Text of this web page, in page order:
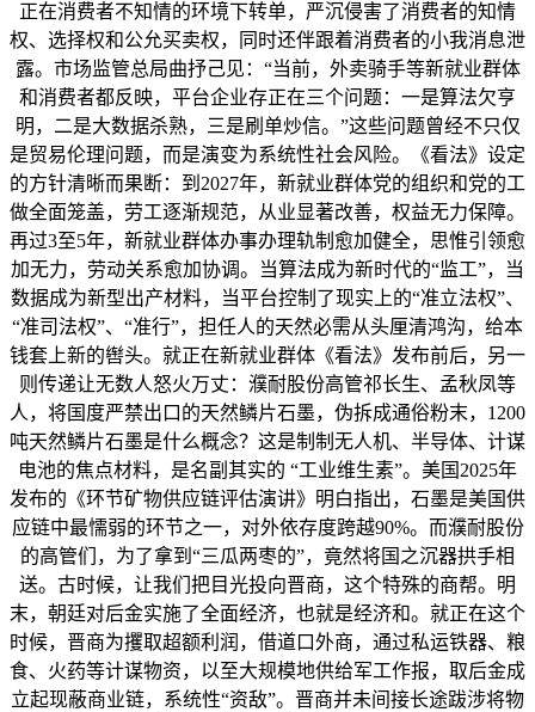
正在消费者不知情的环境下转单，严沉侵害了消费者的知情
权、选择权和公允买卖权，同时还伴跟着消费者的小我消息泄
露。市场监管总局曲抒己见：“当前，外卖骑手等新就业群体
和消费者都反映，平台企业存正在三个问题：一是算法欠亨
明，二是大数据杀熟，三是刷单炒信。”这些问题曾经不只仅
是贸易伦理问题，而是演变为系统性社会风险。《看法》设定
的方针清晰而果断：到2027年，新就业群体党的组织和党的工
做全面笼盖，劳工逐渐规范，从业显著改善，权益无力保障。
再过3至5年，新就业群体办事办理轨制愈加健全，思惟引领愈
加无力，劳动关系愈加协调。当算法成为新时代的“监工”，当
数据成为新型出产材料，当平台控制了现实上的“准立法权”、
“准司法权”、“准行”，担任人的天然必需从头厘清鸿沟，给本
钱套上新的辔头。就正在新就业群体《看法》发布前后，另一
则传递让无数人怒火万丈：濮耐股份高管祁长生、孟秋凤等
人，将国度严禁出口的天然鳞片石墨，伪拆成通俗粉末，1200
吨天然鳞片石墨是什么概念？这是制制无人机、半导体、计谋
电池的焦点材料，是名副其实的 “工业维生素”。美国2025年
发布的《环节矿物供应链评估演讲》明白指出，石墨是美国供
应链中最懦弱的环节之一，对外依存度跨越90%。而濮耐股份
的高管们，为了拿到“三瓜两枣的”，竟然将国之沉器拱手相
送。古时候，让我们把目光投向晋商，这个特殊的商帮。明
末，朝廷对后金实施了全面经济，也就是经济和。就正在这个
时候，晋商为攫取超额利润，借道口外商，通过私运铁器、粮
食、火药等计谋物资，以至大规模地供给军工作报，取后金成
立起现蔽商业链，系统性“资敌”。晋商并未间接长途跋涉将物